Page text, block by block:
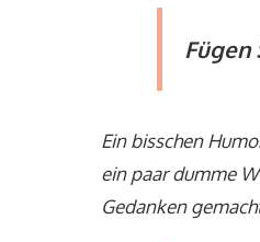
Fügen
Ein bisschen
ein paar dumme
Gedanken